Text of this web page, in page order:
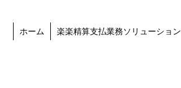
ホーム 楽楽精算支払業務ソリューション